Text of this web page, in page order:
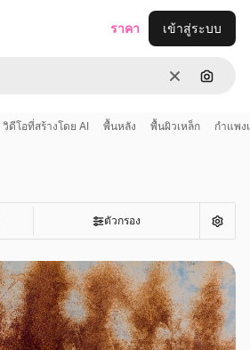
ชัดเจนค้นหา
ราคา เข้าสู่ระบบ
วิดีโอที่สร้างโดย AI พื้นหลัง พื้นผิวเหล็ก กำแพง
ตัวกรอง